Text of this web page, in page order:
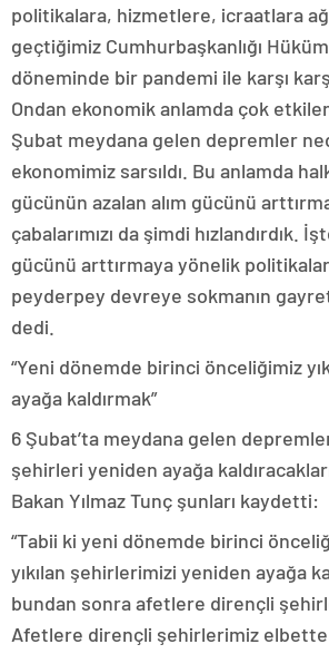
politikalara, hizmetlere, icraatlara
geçtiğimiz Cumhurbaşkanlığı
döneminde bir pandemi ile karşı
Ondan ekonomik anlamda çok
Şubat meydana gelen depremler
ekonomimiz sarsıldı. Bu anlamda
gücünün azalan alım gücünü
çabalarımızı da şimdi hızlandırdık.
gücünü arttırmaya yönelik
peyderpey devreye sokmanın
dedi.
“Yeni dönemde birinci önceliğimiz
ayağa kaldırmak”
6 Şubat’ta meydana gelen depremler
şehirleri yeniden ayağa
Bakan Yılmaz Tunç şunları kaydetti:
“Tabii ki yeni dönemde birinci
yıkılan şehirlerimizi yeniden ayağa
bundan sonra afetlere dirençli
Afetlere dirençli şehirlerimiz